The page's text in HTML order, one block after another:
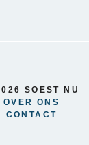
SOEST NU
OVER ONS
CONTACT